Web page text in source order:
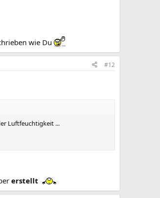
wie Du
#12
Luftfeuchtigkeit ...
erstellt